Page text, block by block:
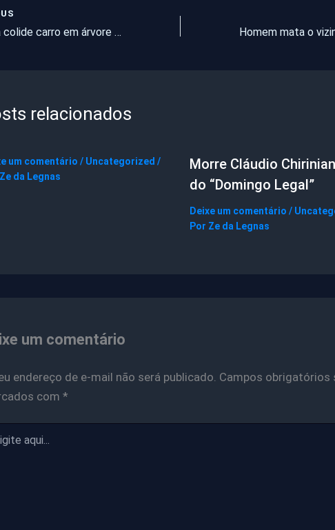
Motorista colide carro em árvore e morre carbonizado em Pindoretama
relacionados
um comentário / Uncategorized /
Ze da Legnas
Morre Cláudio
do “Domingo Legal”
Deixe um comentário /
Por Ze da Legnas
um comentário
endereço de e-mail não será publicado. Campos obrigatórios
com *